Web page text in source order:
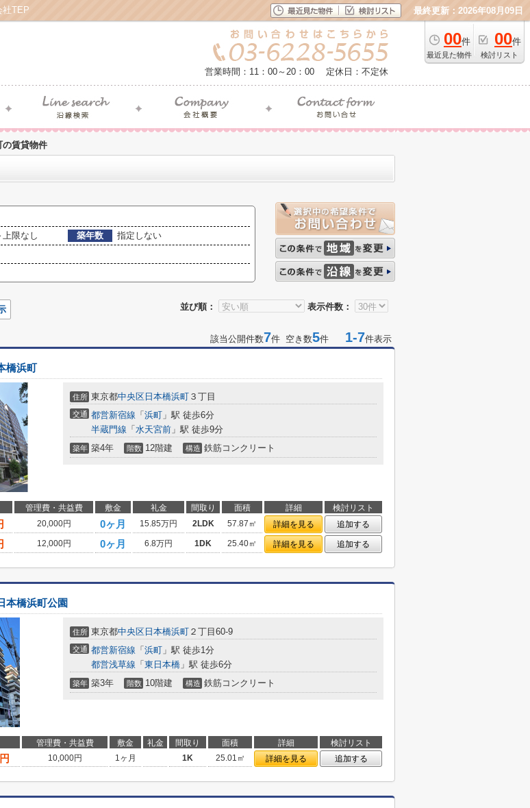
社TEP 最終更新：2026年08月09日
00件
最近見た物件
00件
検討リスト
営業時間：11：00～20：00 定休日：不定休
の賃貸物件
限なし 築年数
指定しない
並び順： 表示件数：
該当公開件数7件 空き数5件 1-7件表示
橋浜町
住所 東京都中央区 日本橋浜町 ３丁目
交通 都営新宿線 「 浜町 」駅 徒歩6分
半蔵門線 「 水天宮前 」駅 徒歩9分
築年 築4年 階数 12階建 構造 鉄筋コンクリート
管理費・共益費 敷金 礼金 間取り 面積 詳細
検討リスト
20,000円 0ヶ月 15.85万円 2LDK 57.87㎡ 詳細を見る
追加する
12,000円 0ヶ月 6.8万円 1DK 25.40㎡ 詳細を見る 追加する
本橋浜町公園
住所 東京都中央区 日本橋浜町 ２丁目60-9
交通 都営新宿線 「 浜町 」駅 徒歩1分
都営浅草線 「 東日本橋 」駅 徒歩6分
築年 築3年 階数 10階建 構造 鉄筋コンクリート
管理費・共益費 敷金 礼金 間取り 面積 詳細
検討リスト
10,000円 1ヶ月 1K 25.01㎡ 詳細を見る 追加する